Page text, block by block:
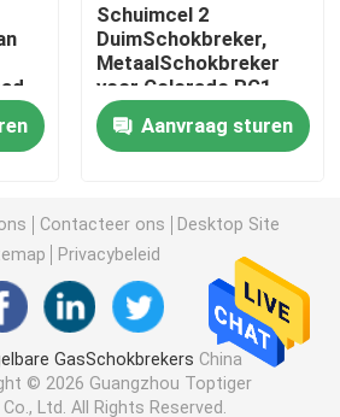
Schuimcel 2
DuimSchokbreker,
MetaalSchokbreker
voor Colorado RG1
RG2
Aanvraag sturen
Contacteer ons
Desktop Site
Privacybeleid
GasSchokbrekers China
© 2026 Guangzhou Toptiger
Ltd. All Rights Reserved.